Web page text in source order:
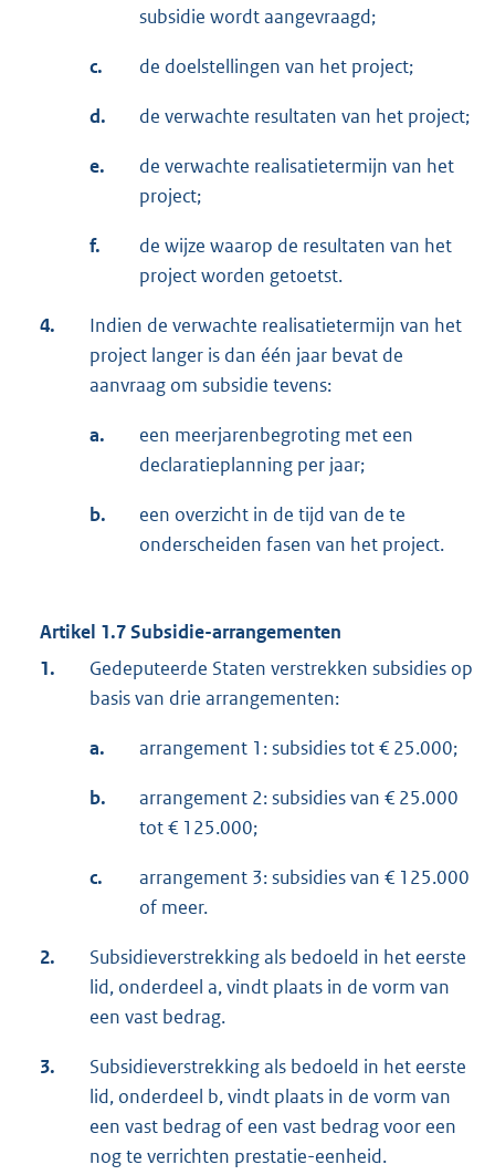
subsidie wordt aangevraagd;
c. de doelstellingen van het project;
d. de verwachte resultaten van het project;
e.
de verwachte realisatietermijn van het
project;
f.
de wijze waarop de resultaten van het
project worden getoetst.
4.
Indien de verwachte realisatietermijn van het
project langer is dan één jaar bevat de
aanvraag om subsidie tevens:
a.
een meerjarenbegroting met een
declaratieplanning per jaar;
b.
een overzicht in de tijd van de te
onderscheiden fasen van het project.
Artikel 1.7 Subsidie-arrangementen
1.
Gedeputeerde Staten verstrekken subsidies op
basis van drie arrangementen:
a. arrangement 1: subsidies tot € 25.000;
b.
arrangement 2: subsidies van € 25.000
tot € 125.000;
c.
arrangement 3: subsidies van € 125.000
of meer.
2.
Subsidieverstrekking als bedoeld in het eerste
lid, onderdeel a, vindt plaats in de vorm van
een vast bedrag.
3.
Subsidieverstrekking als bedoeld in het eerste
lid, onderdeel b, vindt plaats in de vorm van
een vast bedrag of een vast bedrag voor een
nog te verrichten prestatie-eenheid.